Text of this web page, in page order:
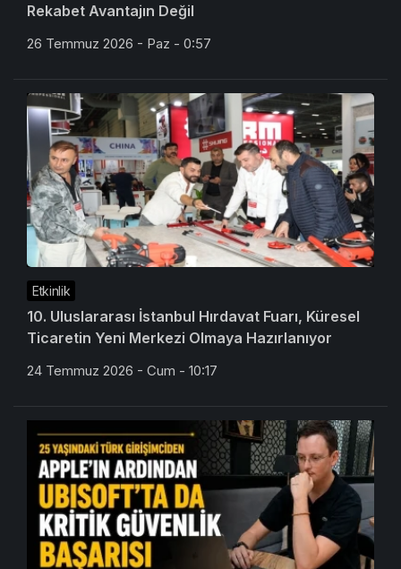
Rekabet Avantajın Değil
26 Temmuz 2026 - Paz - 0:57
Etkinlik
10. Uluslararası İstanbul Hırdavat Fuarı, Küresel
Ticaretin Yeni Merkezi Olmaya Hazırlanıyor
24 Temmuz 2026 - Cum - 10:17